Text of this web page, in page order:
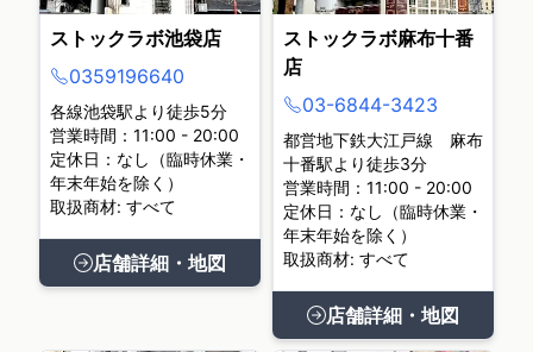
ストックラボ池袋店
0359196640
各線池袋駅より徒歩5分
営業時間：11:00 - 20:00
定休日：なし（臨時休業・
年末年始を除く）
取扱商材: すべて
店舗詳細・地図
ストックラボ麻布十番
店
03-6844-3423
都営地下鉄大江戸線 麻布
十番駅より徒歩3分
営業時間：11:00 - 20:00
定休日：なし（臨時休業・
年末年始を除く）
取扱商材: すべて
店舗詳細・地図